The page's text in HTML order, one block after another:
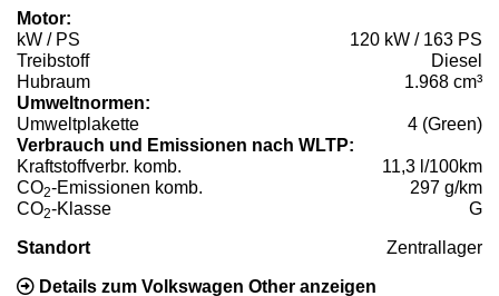
Motor:
kW / PS
120 kW / 163 PS
Treibstoff
Diesel
Hubraum
1.968 cm³
Umweltnormen:
Umweltplakette
4 (Green)
Verbrauch und Emissionen nach WLTP:
Kraftstoffverbr. komb.
11,3 l/100km
CO2-Emissionen komb.
297 g/km
CO2-Klasse G
Standort Zentrallager
Details zum Volkswagen Other anzeigen